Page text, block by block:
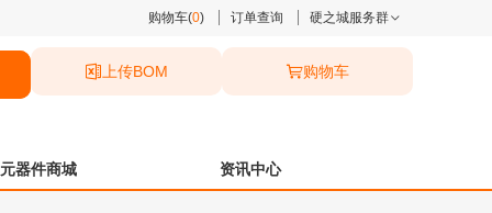
购物车(0) 订单查询 硬之城服务群
上传BOM 购物车
元器件商城 资讯中心